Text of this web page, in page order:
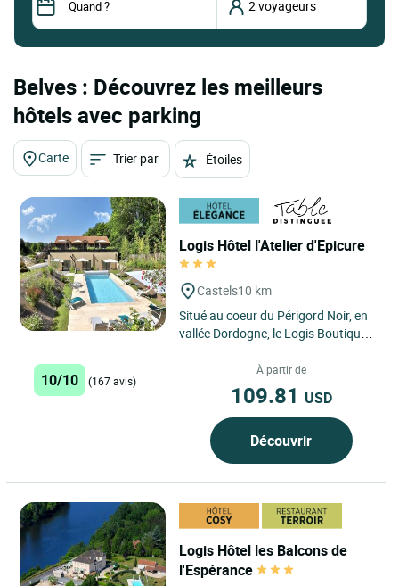
Belves : Découvrez les meilleurs
hôtels avec parking
Carte Trier par Étoiles
Logis Hôtel l'Atelier d'Epicure
Castels10 km
Situé au coeur du Périgord Noir, en
vallée Dordogne, le Logis Boutique–
10/10 (167 avis)
À partir de
109.81 USD
Découvrir
Logis Hôtel les Balcons de
l'Espérance